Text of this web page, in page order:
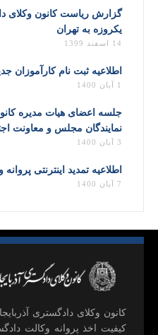
گزارش ریاست کانون وکلای
یکروزه به تهران
14 اسفند 1399
اطلاعیه ثبت نام کارآموزان
1 آبان 1400
جلسه اعضای هیات مدیره
نمایندگان مجلس و معاونت
3 آبان 1400
اطلاعیه تمدید اینترنتی پروانه
7 آبان 1400
كانون وكلای دادگستری